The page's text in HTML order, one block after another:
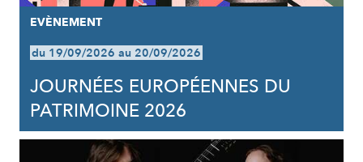
EVÈNEMENT
du 19/09/2026 au 20/09/2026
JOURNÉES EUROPÉENNES DU
PATRIMOINE 2026